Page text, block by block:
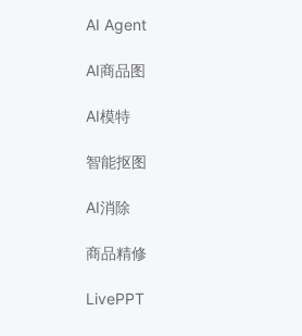
AI Agent
AI商品图
AI模特
智能抠图
AI消除
商品精修
LivePPT